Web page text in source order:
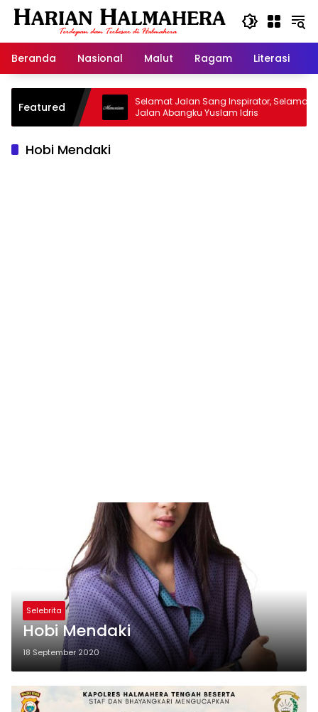
Langsung
Beranda
Nasional Malut Ragam Literasi
Featured
Warisan
Selamat Jalan Sang Inspirator, Selamat
Jalan Abangku Yuslam Idris
Hobi Mendaki
Selebrita
Hobi Mendaki
18 September 2020